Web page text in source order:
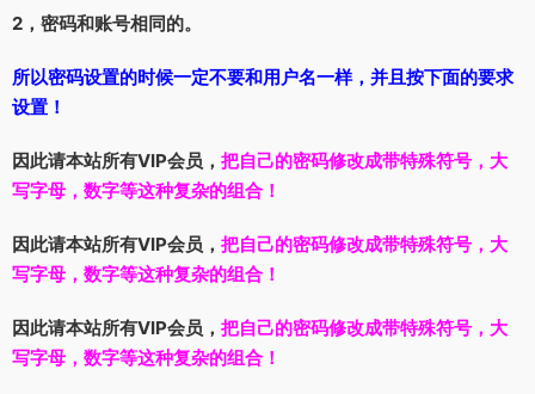
2，密码和账号相同的。
所以密码设置的时候一定不要和用户名一样，并且按下面的要求
设置！
因此请本站所有VIP会员， 把自己的密码修改成带特殊符号，大
写字母，数字等这种复杂的组合！
因此请本站所有VIP会员， 把自己的密码修改成带特殊符号，大
写字母，数字等这种复杂的组合！
因此请本站所有VIP会员， 把自己的密码修改成带特殊符号，大
写字母，数字等这种复杂的组合！